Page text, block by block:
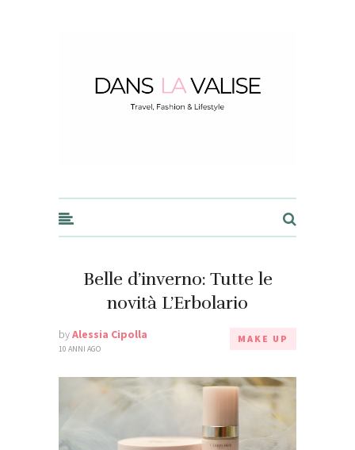
Belle d’inverno: Tutte le
novità L’Erbolario
byAlessia Cipolla
10 ANNI AGO
MAKE UP